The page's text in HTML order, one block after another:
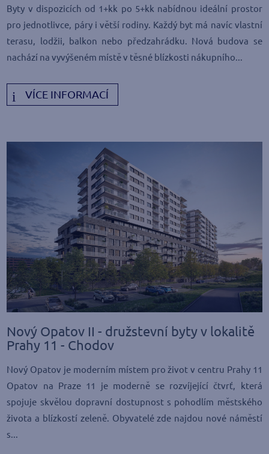
Byty v dispozicích od 1+kk po 5+kk nabídnou ideální prostor
pro jednotlivce, páry i větší rodiny. Každý byt má navíc vlastní
terasu, lodžii, balkon nebo předzahrádku. Nová budova se
nachází na vyvýšeném místě v těsné blízkosti nákupního...
VÍCE INFORMACÍ
Nový Opatov II - družstevní byty v lokalitě
Prahy 11 - Chodov
Nový Opatov je moderním místem pro život v centru Prahy 11
Opatov na Praze 11 je moderně se rozvíjející čtvrť, která
spojuje skvělou dopravní dostupnost s pohodlím městského
života a blízkostí zeleně. Obyvatelé zde najdou nové náměstí
s...